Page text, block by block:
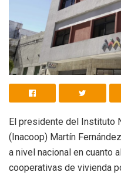
El presidente del Instituto
(Inacoop) Martín
a nivel nacional en cuanto
cooperativas de vivienda